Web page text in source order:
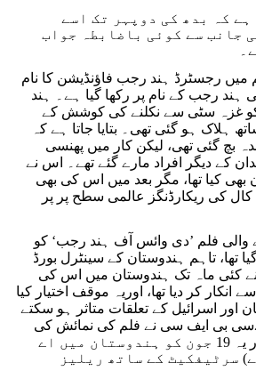
کہ بدھ کی دوپہر تک اسے
جانب سے کوئی باضابطہ جواب
میں رجسٹرڈ ہند رجب فاؤنڈیشن کا نام
ہند رجب کے نام پر رکھا گیا ہے۔ ہند
29 جنوری 2024 کو غزہ سٹی سے نکلنے کی کوشش کے
ہلاک ہو گئی تھی۔ بتایا جاتا ہے کہ
بچ گئی تھی، لیکن کار میں پھنسی
کے دیگر افراد مارے گئے تھے۔ اس نے
کیا تھا، مگر بعد میں اس کی بھی
کی ریکارڈنگز عالمی سطح پر پر
والی فلم ’دی وائس آف ہند رجب‘ کو
تھا، تاہم ہندوستان کے سینٹرل بورڈ
کئی ماہ تک ہندوستان میں اس کی
کر دیا تھا، اوریہ موقف اختیار کیا
اور اسرائیل کے تعلقات متاثر ہو سکتے
بی ایف سی نے فلم کی نمائش کی
منظوری دے دی ہے، اور یہ 19 جون کو ہندوستان میں اے
سرٹیفکیٹ کے ساتھ ریلیز